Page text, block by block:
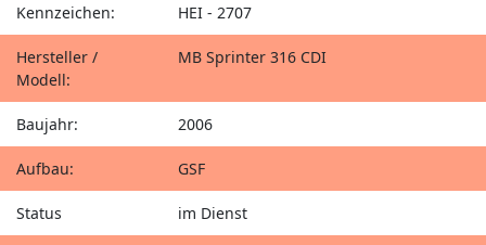
Kennzeichen: HEI - 2707
Hersteller /
Modell:
MB Sprinter 316 CDI
Baujahr: 2006
Aufbau: GSF
Status im Dienst